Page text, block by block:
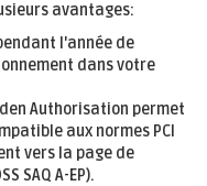
avantages:
l'année de
dans votre
Authorisation permet
aux normes PCI
vers la page de
SAQ A-EP).